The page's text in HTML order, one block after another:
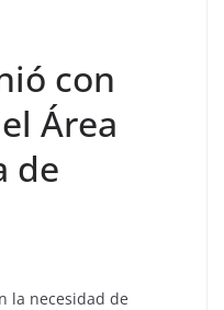
con
Área
de
la necesidad de